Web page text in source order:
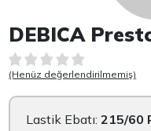
DEBICA
(Henüz değerlendirilmemiş)
Lastik Ebatı:215/60